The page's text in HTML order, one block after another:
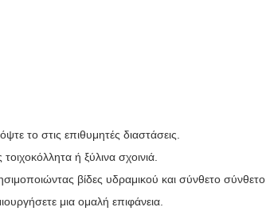
το στις επιθυμητές διαστάσεις.
ή ξύλινα σχοινιά.
βίδες υδραμικού και σύνθετο σύνθετο.
μια ομαλή επιφάνεια.